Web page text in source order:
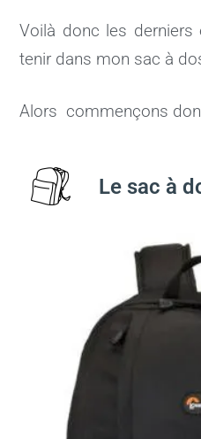
Voilà donc les derniers
tenir dans mon sac à
Alors commençons
Le sac à